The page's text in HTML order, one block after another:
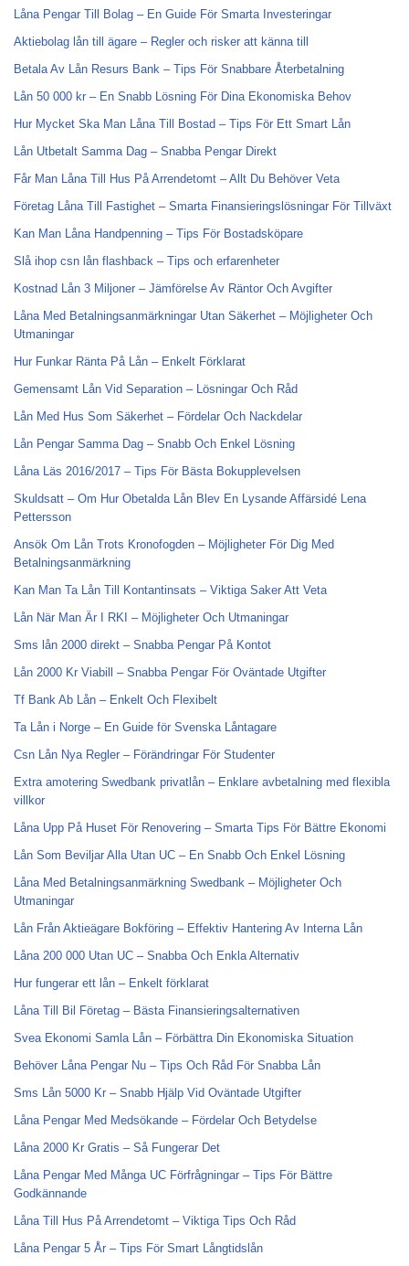
Låna Pengar Till Bolag – En Guide För Smarta Investeringar
Aktiebolag lån till ägare – Regler och risker att känna till
Betala Av Lån Resurs Bank – Tips För Snabbare Återbetalning
Lån 50 000 kr – En Snabb Lösning För Dina Ekonomiska Behov
Hur Mycket Ska Man Låna Till Bostad – Tips För Ett Smart Lån
Lån Utbetalt Samma Dag – Snabba Pengar Direkt
Får Man Låna Till Hus På Arrendetomt – Allt Du Behöver Veta
Företag Låna Till Fastighet – Smarta Finansieringslösningar För Tillväxt
Kan Man Låna Handpenning – Tips För Bostadsköpare
Slå ihop csn lån flashback – Tips och erfarenheter
Kostnad Lån 3 Miljoner – Jämförelse Av Räntor Och Avgifter
Låna Med Betalningsanmärkningar Utan Säkerhet – Möjligheter Och
Utmaningar
Hur Funkar Ränta På Lån – Enkelt Förklarat
Gemensamt Lån Vid Separation – Lösningar Och Råd
Lån Med Hus Som Säkerhet – Fördelar Och Nackdelar
Lån Pengar Samma Dag – Snabb Och Enkel Lösning
Låna Läs 2016/2017 – Tips För Bästa Bokupplevelsen
Skuldsatt – Om Hur Obetalda Lån Blev En Lysande Affärsidé Lena
Pettersson
Ansök Om Lån Trots Kronofogden – Möjligheter För Dig Med
Betalningsanmärkning
Kan Man Ta Lån Till Kontantinsats – Viktiga Saker Att Veta
Lån När Man Är I RKI – Möjligheter Och Utmaningar
Sms lån 2000 direkt – Snabba Pengar På Kontot
Lån 2000 Kr Viabill – Snabba Pengar För Oväntade Utgifter
Tf Bank Ab Lån – Enkelt Och Flexibelt
Ta Lån i Norge – En Guide för Svenska Låntagare
Csn Lån Nya Regler – Förändringar För Studenter
Extra amotering Swedbank privatlån – Enklare avbetalning med flexibla
villkor
Låna Upp På Huset För Renovering – Smarta Tips För Bättre Ekonomi
Lån Som Beviljar Alla Utan UC – En Snabb Och Enkel Lösning
Låna Med Betalningsanmärkning Swedbank – Möjligheter Och
Utmaningar
Lån Från Aktieägare Bokföring – Effektiv Hantering Av Interna Lån
Låna 200 000 Utan UC – Snabba Och Enkla Alternativ
Hur fungerar ett lån – Enkelt förklarat
Låna Till Bil Företag – Bästa Finansieringsalternativen
Svea Ekonomi Samla Lån – Förbättra Din Ekonomiska Situation
Behöver Låna Pengar Nu – Tips Och Råd För Snabba Lån
Sms Lån 5000 Kr – Snabb Hjälp Vid Oväntade Utgifter
Låna Pengar Med Medsökande – Fördelar Och Betydelse
Låna 2000 Kr Gratis – Så Fungerar Det
Låna Pengar Med Många UC Förfrågningar – Tips För Bättre
Godkännande
Låna Till Hus På Arrendetomt – Viktiga Tips Och Råd
Låna Pengar 5 År – Tips För Smart Långtidslån